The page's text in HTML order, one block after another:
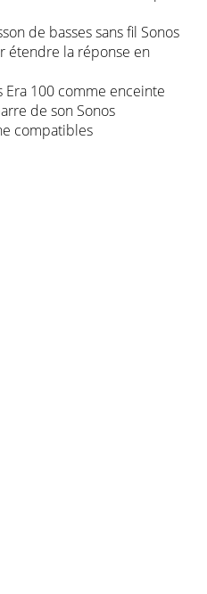
de basses sans fil Sonos
étendre la réponse en
Era 100 comme enceinte
de son Sonos
compatibles